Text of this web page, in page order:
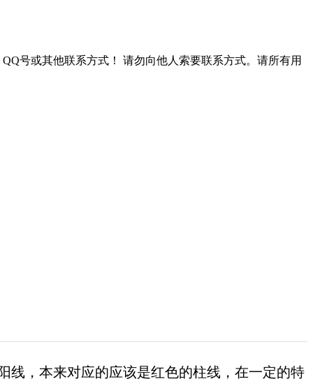
号或其他联系方式！
请勿向他人索要联系方式。请所有用
，本来对应的应该是红色的柱线，在一定的特